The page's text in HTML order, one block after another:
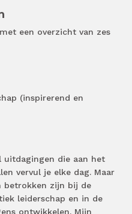
een overzicht van zes
(inspirerend en
uitdagingen die aan het
vervul je elke dag. Maar
betrokken zijn bij de
leiderschap en in de
ontwikkelen. Mijn